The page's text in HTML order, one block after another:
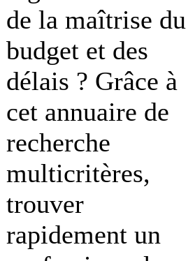
de la maîtrise du
budget et des
délais ? Grâce à
cet annuaire de
recherche
multicritères,
trouver
rapidement un